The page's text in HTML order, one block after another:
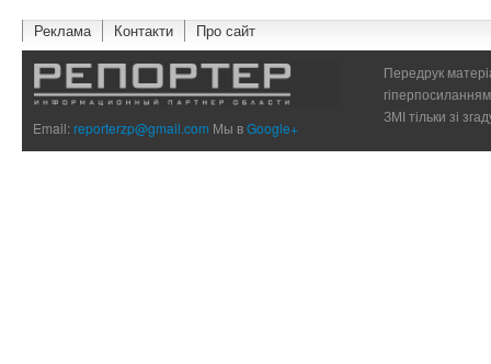
Реклама Контакти Про сайт
Email:reporterzp@gmail.com Мы вGoogle+
Передрук
ЗМІ тільки зі